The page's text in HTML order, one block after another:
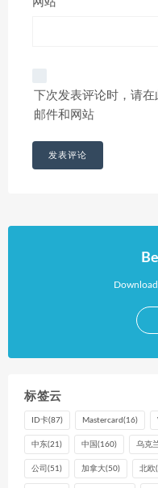
下次发表评论时，请
邮件和网站
标签云
ID卡(87) Mastercard (16)
中东(21) 中国 (160) 乌克
公司 (51) 加拿大(50) 北欧